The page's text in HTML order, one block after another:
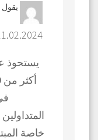
يقول
11.02.2024 الساعة
يستحوذ
خاصة